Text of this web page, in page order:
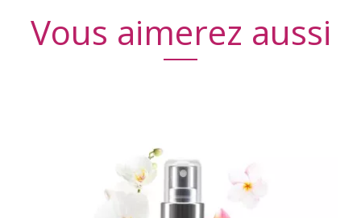
Vous aimerez aussi